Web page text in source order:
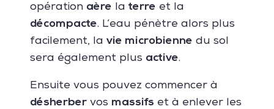
opération aère la terre et la
décompacte. L’eau pénètre alors plus
facilement, la vie microbienne du sol
sera également plus active.
Ensuite vous pouvez commencer à
désherbervos massifs et à enlever les